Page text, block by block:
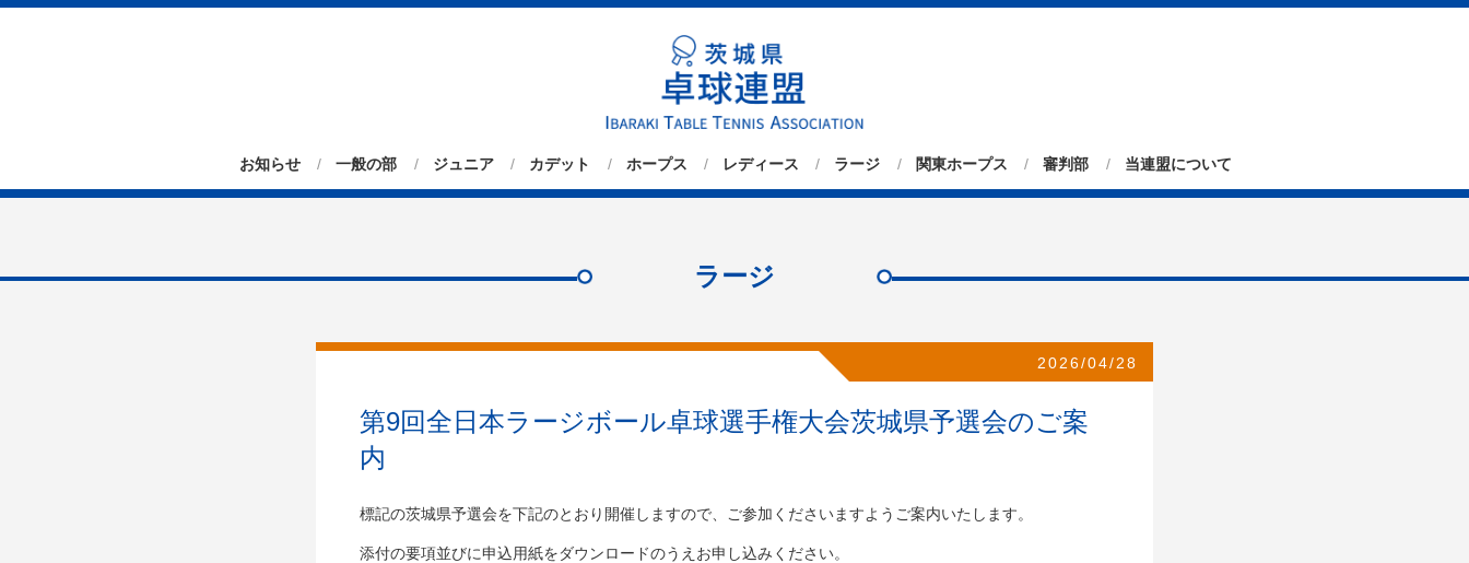
お知らせ 一般の部 ジュニア カデット ホープス レディース ラージ 関東ホープス 審判部 当連盟について
ラージ
第9回全日本ラージボール卓球選手権大会茨城県予選会のご案
内
2026/04/28
標記の茨城県予選会を下記のとおり開催しますので、ご参加くださいますようご案内いたします。
添付の要項並びに申込用紙をダウンロードのうえお申し込みください。